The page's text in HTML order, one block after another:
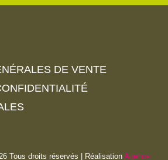
DE VENTE
Tous droits réservés | Réalisation Agence